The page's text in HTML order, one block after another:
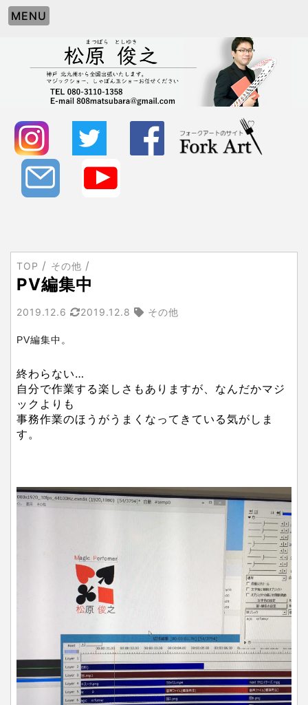
MENU
TOP その他
PV編集中
2019.12.6 2019.12.8 その他
PV編集中。
終わらない…
自分で作業する楽しさもありますが、なんだかマジ
ックよりも
事務作業のほうがうまくなってきている気がしま
す。